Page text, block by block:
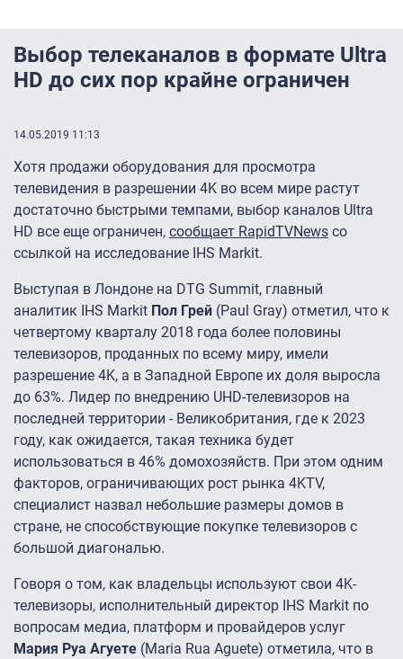
Выбор телеканалов в формате Ultra
HD до сих пор крайне ограничен
14.05.2019 11:13
Хотя продажи оборудования для просмотра
телевидения в разрешении 4K во всем мире растут
достаточно быстрыми темпами, выбор каналов Ultra
HD все еще ограничен, сообщает RapidTVNews со
ссылкой на исследование IHS Markit.
Выступая в Лондоне на DTG Summit, главный
аналитик IHS Markit Пол Грей (Paul Gray) отметил, что к
четвертому кварталу 2018 года более половины
телевизоров, проданных по всему миру, имели
разрешение 4K, а в Западной Европе их доля выросла
до 63%. Лидер по внедрению UHD-телевизоров на
последней территории - Великобритания, где к 2023
году, как ожидается, такая техника будет
использоваться в 46% домохозяйств. При этом одним
факторов, ограничивающих рост рынка 4KTV,
специалист назвал небольшие размеры домов в
стране, не способствующие покупке телевизоров с
большой диагональю.
Говоря о том, как владельцы используют свои 4K-
телевизоры, исполнительный директор IHS Markit по
вопросам медиа, платформ и провайдеров услуг
Мария Руа Агуете (Maria Rua Aguete) отметила, что в